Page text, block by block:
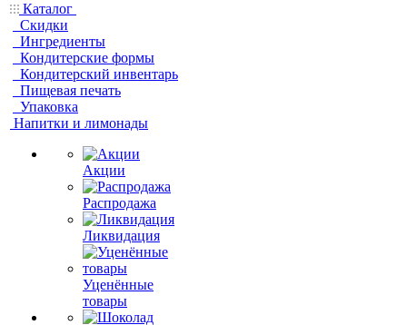
Каталог
Скидки
Ингредиенты
Кондитерские формы
Кондитерский инвентарь
Пищевая печать
Упаковка
Напитки и лимонады
Акции
Распродажа
Ликвидация
Уценённые
товары